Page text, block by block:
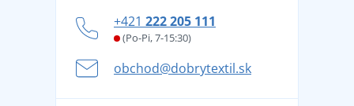
Letné dobrodružstvo sa začína balením alebo
pripravte sa na dovolenku bez starostí
Tipy na svieže outfity pre pohodové leto
+421 222 205 111
(Po-Pi, 7-15:30)
obchod@dobrytextil.sk